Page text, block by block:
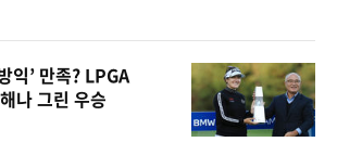
익’ 만족? LPGA
나 그린 우승